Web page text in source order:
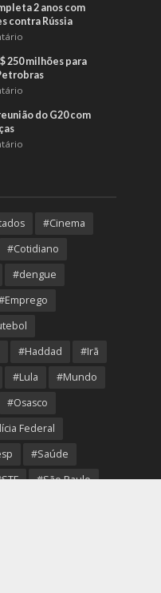
2 anos com
contra Rússia
250 milhões para
do G20 com
#Cinema
#Cotidiano
#dengue
#Haddad
#Irã
#Lula
#Mundo
#Osasco
Federal
#Saúde
#São Paulo